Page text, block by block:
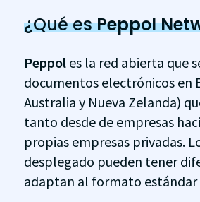
¿Qué esPeppol
Peppoles la red abierta que
documentos electrónicos en
Australia y Nueva Zelanda)
tanto desde de empresas
propias empresas privadas.
desplegado pueden tener
adaptan al formato